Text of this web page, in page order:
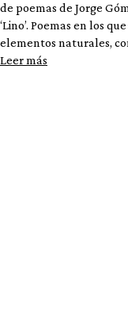
de poemas de Jorge
‘Lino’. Poemas en los
elementos naturales,
Leer más